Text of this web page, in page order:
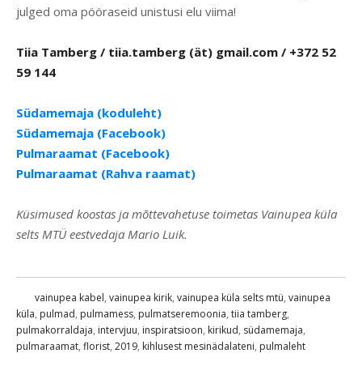
julged oma pööraseid unistusi elu viima!
Tiia Tamberg / tiia.tamberg (ät) gmail.com / +372 52
59 144
Südamemaja (koduleht)
Südamemaja (Facebook)
Pulmaraamat (Facebook)
Pulmaraamat (Rahva raamat)
Küsimused koostas ja mõttevahetuse toimetas Vainupea küla
selts MTÜ eestvedaja Mario Luik.
vainupea kabel, vainupea kirik, vainupea küla selts mtü, vainupea
küla, pulmad, pulmamess, pulmatseremoonia, tiia tamberg,
pulmakorraldaja, intervjuu, inspiratsioon, kirikud, südamemaja,
pulmaraamat, florist, 2019, kihlusest mesinädalateni, pulmaleht